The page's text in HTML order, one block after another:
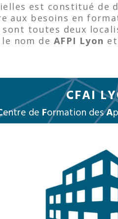
est constitué de
aux besoins en
toutes deux
nom de AFPI Lyon et
CFAI
entre de Formation desA